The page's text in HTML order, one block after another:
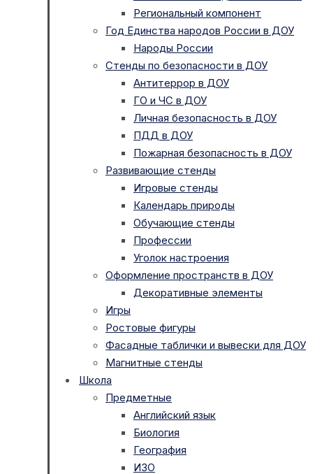
Региональный компонент
Год Единства народов России в ДОУ
Народы России
Стенды по безопасности в ДОУ
Антитеррор в ДОУ
ГО и ЧС в ДОУ
Личная безопасность в ДОУ
ПДД в ДОУ
Пожарная безопасность в ДОУ
Развивающие стенды
Игровые стенды
Календарь природы
Обучающие стенды
Профессии
Уголок настроения
Оформление пространств в ДОУ
Декоративные элементы
Игры
Ростовые фигуры
Фасадные таблички и вывески для ДОУ
Магнитные стенды
Школа
Предметные
Английский язык
Биология
География
ИЗО